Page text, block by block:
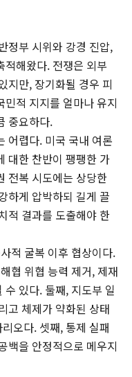
정부 시위와 강경 진압,
적해왔다. 전쟁은 외부
지만, 장기화될 경우 피
적 지지를 얼마나 유지
중요하다.
어렵다. 미국 국내 여론
대한 찬반이 팽팽한 가
전복 시도에는 상당한
하게 압박하되 길게 끌
적 결과를 도출해야 한
적 굴복 이후 협상이다.
협 위협 능력 제거, 제재
있다. 둘째, 지도부 일
고 체제가 약화된 상태
오다. 셋째, 통제 실패
백을 안정적으로 메우지